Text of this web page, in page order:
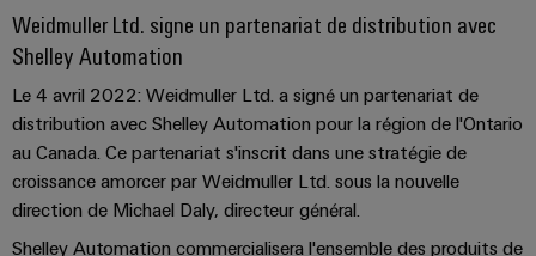
Un
monde
3D
les
défis
deviennent
tangibles
et
les
solutions
Solutions
Technologie
de
raccordement
SNAP
IN
raccordement
PUSH-
Aperçu
des
produits
PUSH
Produits
raccordement
Blocs
de
jonction
Connecteurs
Connectivity
Solutions
Wireless
Solutions
Overview
Wireless
Solutions
Overview
Nouveautés
produits
raccordement
SERVICES
Service
personnalisés
Barrettes
de
raccordement
équipées
Weidmüller
eShop
Weidmuller
Distributeurs
and
Campaigns
IT/OT
Convergence
Foundations
Landing
Page
Qui
nous
sommes
175
ans
locales
Partnership
with
AD
Electrical
SERVICES
Weidmuller Ltd. signe un partenariat de distribution avec
Shelley Automation
Le 4 avril 2022: Weidmuller Ltd. a signé un partenariat de
distribution avec Shelley Automation pour la région de l'Ontario
au Canada. Ce partenariat s'inscrit dans une stratégie de
croissance amorcer par Weidmuller Ltd. sous la nouvelle
direction de Michael Daly, directeur général.
Shelley Automation commercialisera l'ensemble des produits de